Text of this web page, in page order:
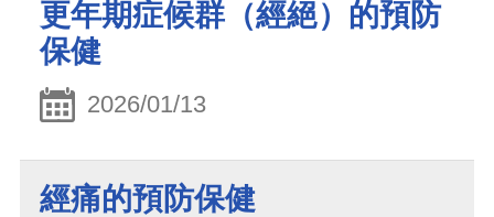
更年期症候群（經絕）的預防
保健
2026/01/13
經痛的預防保健